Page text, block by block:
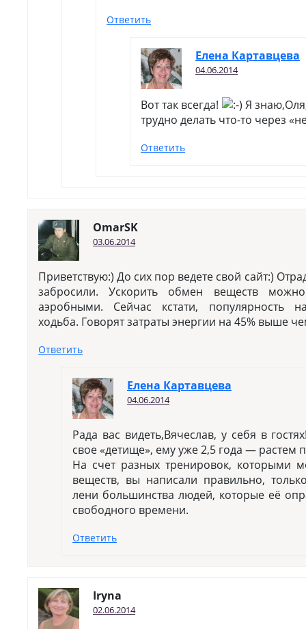
Ответить
Елена Картавцева
04.06.2014
Вот так всегда!
Я
трудно делать что-то через
Ответить
OmarSK
03.06.2014
Приветствую:) До сих пор ведете свой сайт:)
забросили. Ускорить обмен веществ можно
аэробными. Сейчас кстати, популярность
ходьба. Говорят затраты энергии на 45% выше
Ответить
Елена Картавцева
04.06.2014
Рада вас видеть,Вячеслав, у себя в
свое «детище», ему уже 2,5 года — растем
На счет разных тренировок, которыми
веществ, вы написали правильно,
лени большинства людей, которые её
свободного времени.
Ответить
Iryna
02.06.2014